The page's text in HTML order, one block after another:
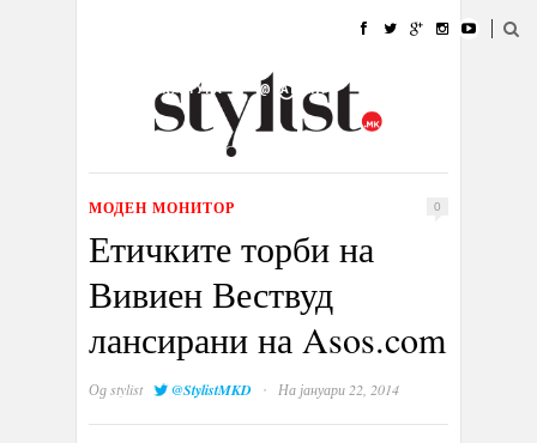
УБАВИНА
КУЛТУРА @РАБОТА
ИЗЛОГ
МОДЕН МОНИТОР 0
Етичките торби на
Вивиен Вествуд
лансирани на Asos.com
Одstylist @StylistMKD · На јануари 22, 2014